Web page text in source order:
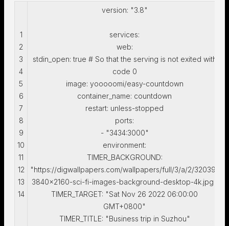
1
2
3
4
5
6
7
8
9
10
11
12
13
14
version: "3.8"
services:
web:
stdin_open: true # So that the serving is not exited with
code 0
image: yooooomi/easy-countdown
container_name: countdown
restart: unless-stopped
ports:
- "3434:3000"
environment:
TIMER_BACKGROUND:
"https://digwallpapers.com/wallpapers/full/3/a/2/32039-
3840x2160-sci-fi-images-background-desktop-4k.jpg"
TIMER_TARGET: "Sat Nov 26 2022 06:00:00
GMT+0800"
TIMER_TITLE: "Business trip in Suzhou"